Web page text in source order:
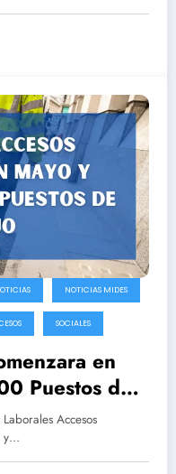
NOTICIAS MIDES
SOCIALES
en
Puestos de
Accesos
y…